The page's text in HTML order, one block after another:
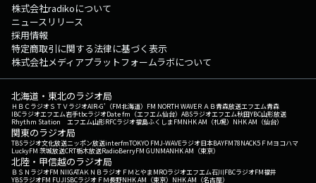
株式会社radikoについて
ニュースリリース
採用情報
特定商取引に関する法律に基づく表示
株式会社メディアプラットフォームラボについて
北海道・東北のラジオ局
ＨＢＣラジオＳＴＶラジオAIR-G'（FM北海道） FM NORTH WAVEＲＡＢ青森放送エフエム青森
IBCラジオエフエム岩手tbcラジオDate fm（エフエム仙台） ABSラジオエフエム秋田YBC山形放送
Rhythm Station エフエム山形RFCラジオ福島ふくしまFMNHK AM（札幌） NHK AM（仙台）
関東のラジオ局
TBSラジオ文化放送ニッポン放送interfmTOKYO FMJ-WAVEラジオ日本BAYFM78NACK5 ＦＭヨコハマ
LuckyFM 茨城放送CRT栃木放送RadioBerryFM GUNMANHK AM（東京）
北陸・甲信越のラジオ局
ＢＳＮラジオFM NIIGATAＫＮＢラジオ ＦＭとやまMROラジオエフエム石川FBCラジオFM福井
YBSラジオFM FUJISBCラジオ ＦＭ長野NHK AM（東京） NHK AM（名古屋）